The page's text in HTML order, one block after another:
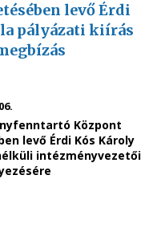
levő Érdi
pályázati kiírás
Központ
levő Érdi Kós Károly
intézményvezetői